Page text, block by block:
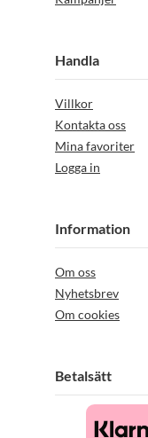
Handla
Villkor
Kontakta oss
Mina favoriter
Logga in
Information
Om oss
Nyhetsbrev
Om cookies
Betalsätt